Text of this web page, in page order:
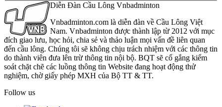
Diễn Đàn Cầu Lông Vnbadminton
Vnbadminton.com là diễn đàn về Cầu Lông Việt
Nam. Vnbadminton được thành lập từ 2012 với mục
đích giao lưu, học hỏi, chia sẻ và thảo luận mọi vấn đề liên quan
đến cầu lông. Chúng tôi sẽ không chịu trách nhiệm với các thông tin
do thành viên đưa lên trừ thông tin nội bộ. BQT sẽ cố gắng kiểm
soát chặt chẽ các luồng thông tin Website đang hoạt động thử
nghiệm, chờ giấy phép MXH của Bộ TT & TT.
Follow us